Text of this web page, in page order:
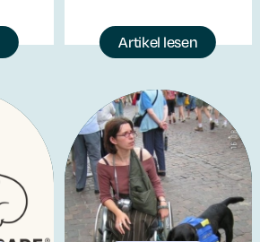
Artikel lesen